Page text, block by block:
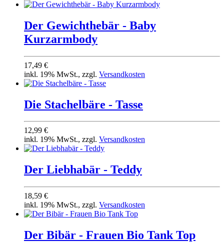
Der Gewichthebär - Baby
Kurzarmbody
17,49 €
inkl. 19% MwSt., zzgl. Versandkosten
Die Stachelbäre - Tasse
12,99 €
inkl. 19% MwSt., zzgl. Versandkosten
Der Liebhabär - Teddy
18,59 €
inkl. 19% MwSt., zzgl. Versandkosten
Der Bibär - Frauen Bio Tank Top